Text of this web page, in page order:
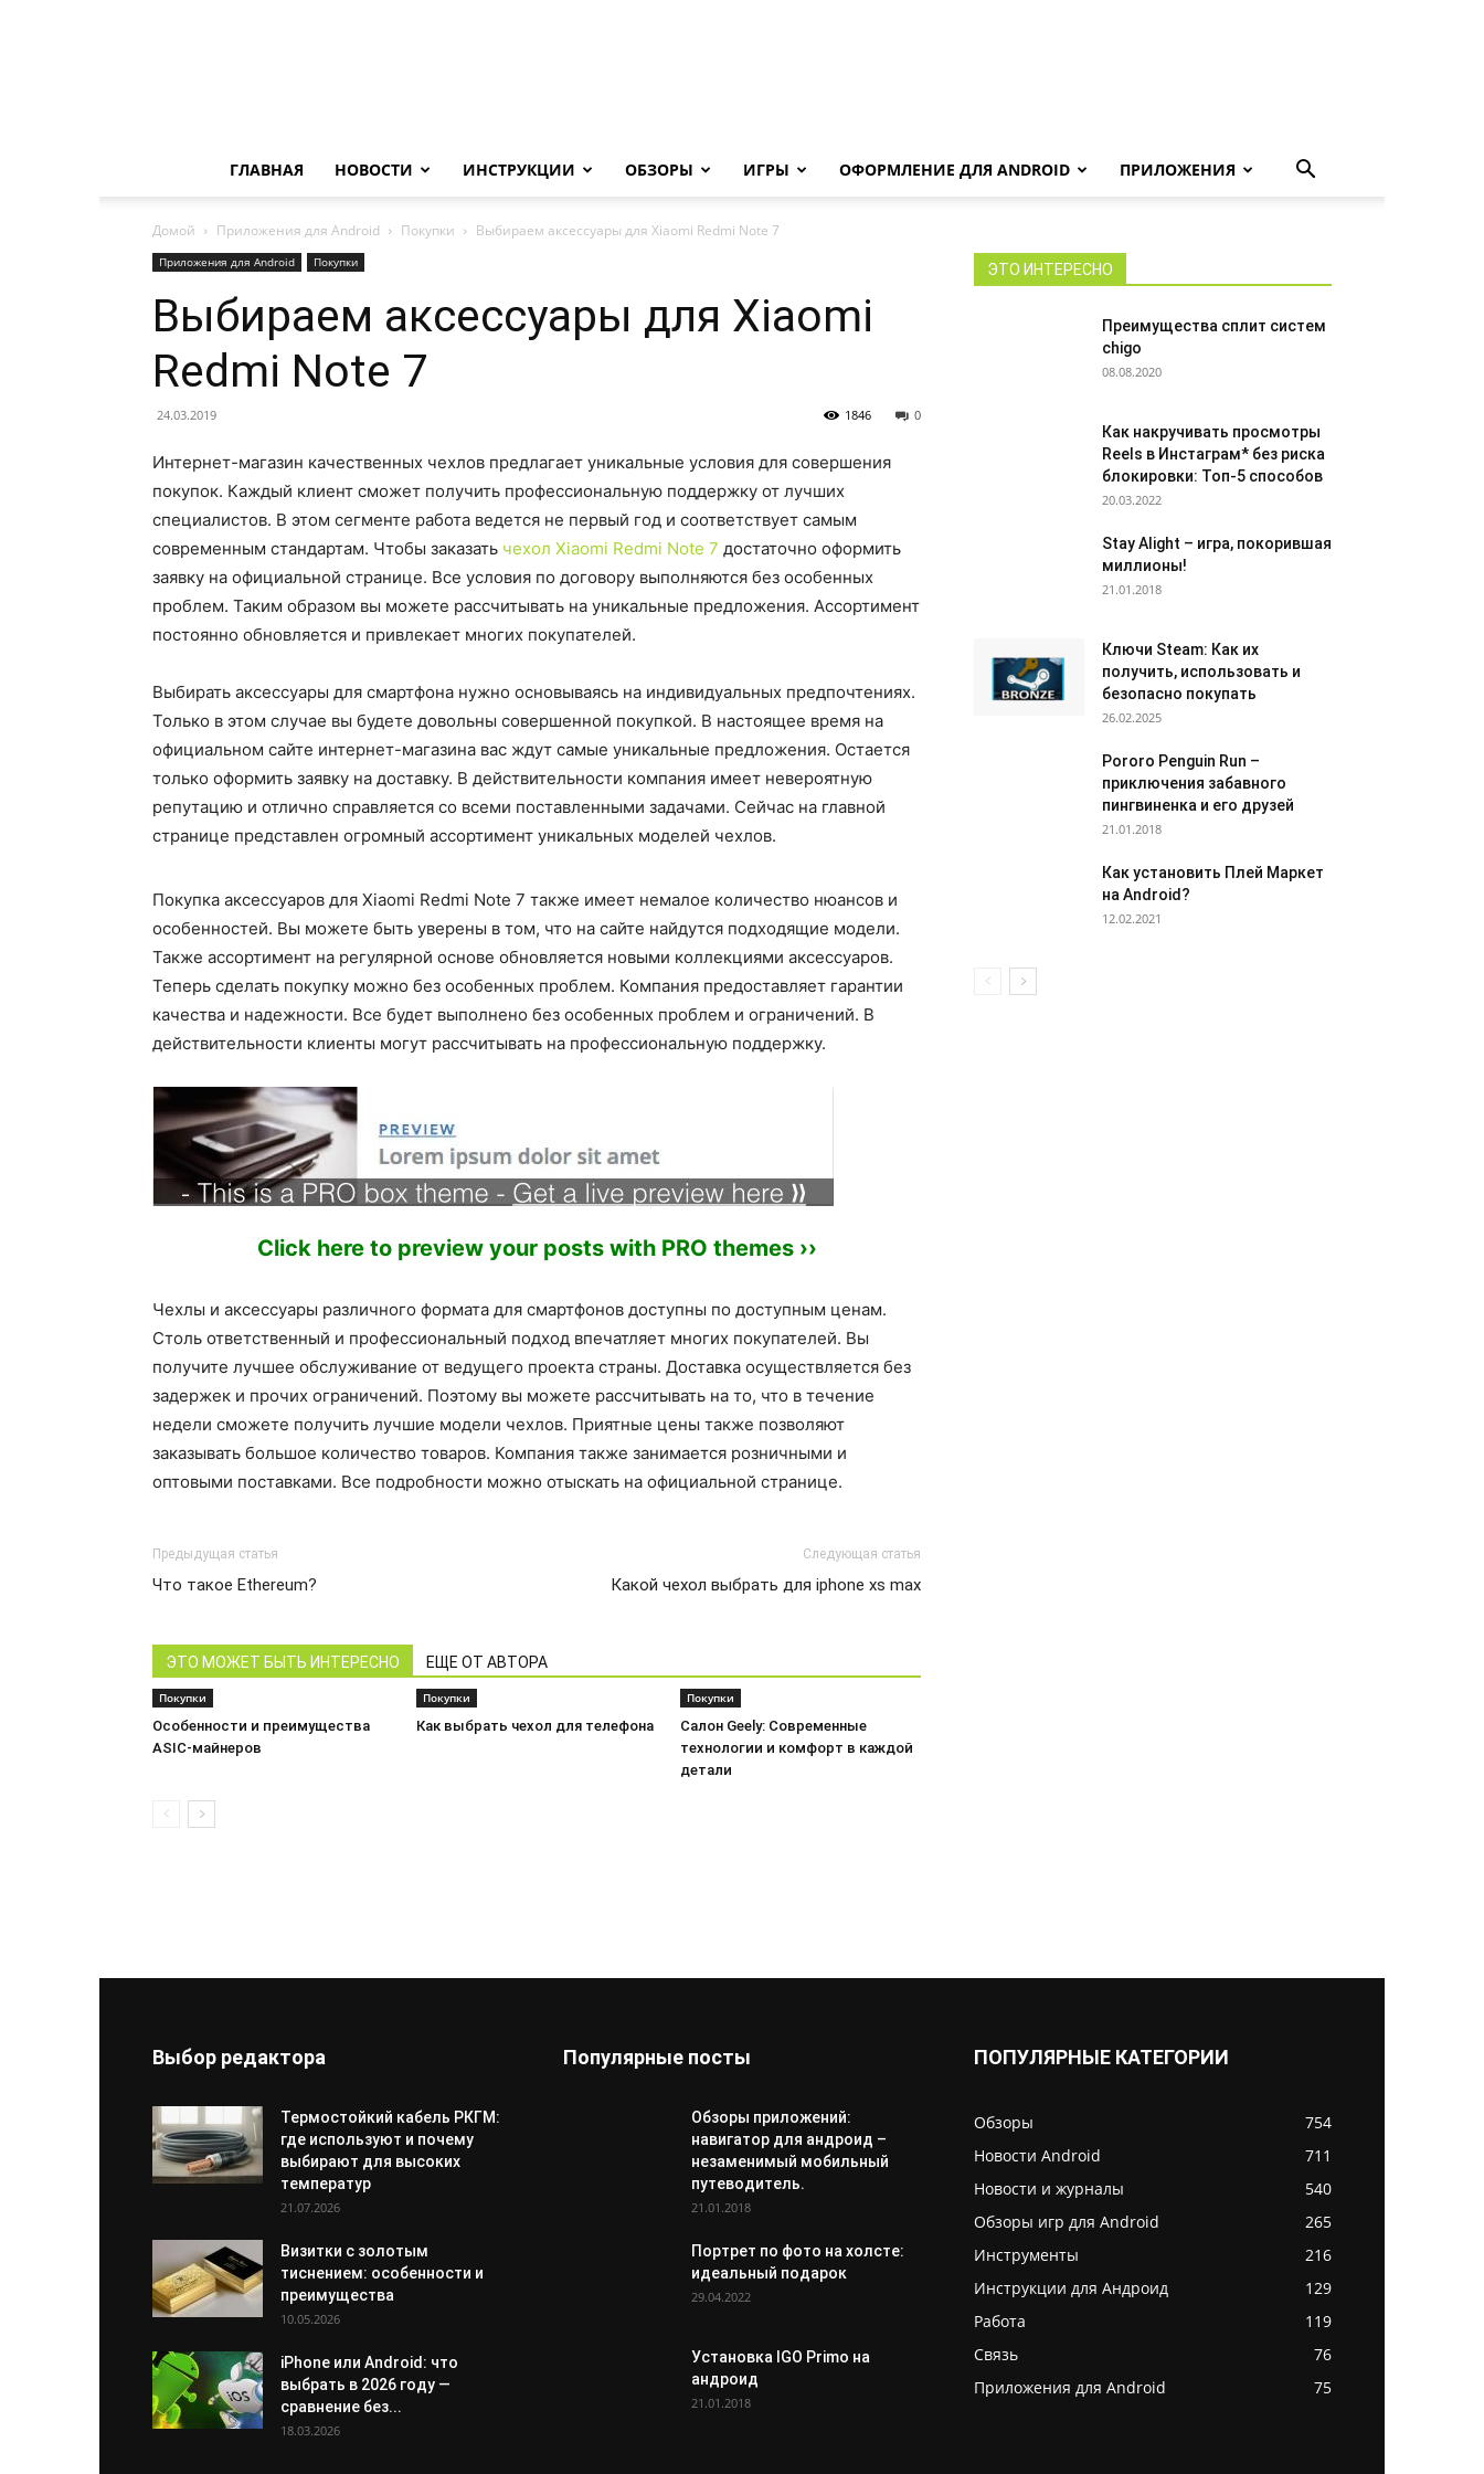
ГЛАВНАЯ НОВОСТИ ИНСТРУКЦИИ ОБЗОРЫ ИГРЫ ОФОРМЛЕНИЕ ДЛЯ ANDROID ПРИЛОЖЕНИЯ
Домой Приложения для Android Покупки Выбираем аксессуары для Xiaomi Redmi Note 7
Приложения для Android Покупки
Выбираем аксессуары для Xiaomi
Redmi Note 7
24.03.2019 0
1846
Интернет-магазин качественных чехлов предлагает уникальные условия для совершения
покупок. Каждый клиент сможет получить профессиональную поддержку от лучших
специалистов. В этом сегменте работа ведется не первый год и соответствует самым
современным стандартам. Чтобы заказать чехол Xiaomi Redmi Note 7 достаточно оформить
заявку на официальной странице. Все условия по договору выполняются без особенных
проблем. Таким образом вы можете рассчитывать на уникальные предложения. Ассортимент
постоянно обновляется и привлекает многих покупателей.
Выбирать аксессуары для смартфона нужно основываясь на индивидуальных предпочтениях.
Только в этом случае вы будете довольны совершенной покупкой. В настоящее время на
официальном сайте интернет-магазина вас ждут самые уникальные предложения. Остается
только оформить заявку на доставку. В действительности компания имеет невероятную
репутацию и отлично справляется со всеми поставленными задачами. Сейчас на главной
странице представлен огромный ассортимент уникальных моделей чехлов.
Покупка аксессуаров для Xiaomi Redmi Note 7 также имеет немалое количество нюансов и
особенностей. Вы можете быть уверены в том, что на сайте найдутся подходящие модели.
Также ассортимент на регулярной основе обновляется новыми коллекциями аксессуаров.
Теперь сделать покупку можно без особенных проблем. Компания предоставляет гарантии
качества и надежности. Все будет выполнено без особенных проблем и ограничений. В
действительности клиенты могут рассчитывать на профессиональную поддержку.
Click here to preview your posts with PRO themes ››
Чехлы и аксессуары различного формата для смартфонов доступны по доступным ценам.
Столь ответственный и профессиональный подход впечатляет многих покупателей. Вы
получите лучшее обслуживание от ведущего проекта страны. Доставка осуществляется без
задержек и прочих ограничений. Поэтому вы можете рассчитывать на то, что в течение
недели сможете получить лучшие модели чехлов. Приятные цены также позволяют
заказывать большое количество товаров. Компания также занимается розничными и
оптовыми поставками. Все подробности можно отыскать на официальной странице.
Предыдущая статья
Что такое Ethereum?
Следующая статья
Какой чехол выбрать для iphone xs max
ЭТО МОЖЕТ БЫТЬ ИНТЕРЕСНО ЕЩЕ ОТ АВТОРА
Покупки
Особенности и преимущества
ASIC-майнеров
Покупки
Как выбрать чехол для телефона
Покупки
Салон Geely: Современные
технологии и комфорт в каждой
детали
ЭТО ИНТЕРЕСНО
Преимущества сплит систем
chigo
08.08.2020
Как накручивать просмотры
Reels в Инстаграм* без риска
блокировки: Топ-5 способов
20.03.2022
Stay Alight – игра, покорившая
миллионы!
21.01.2018
Ключи Steam: Как их
получить, использовать и
безопасно покупать
26.02.2025
Pororo Penguin Run –
приключения забавного
пингвиненка и его друзей
21.01.2018
Как установить Плей Маркет
на Android?
12.02.2021
Выбор редактора
Термостойкий кабель РКГМ:
где используют и почему
выбирают для высоких
температур
21.07.2026
Визитки с золотым
тиснением: особенности и
преимущества
10.05.2026
iPhone или Android: что
выбрать в 2026 году —
сравнение без...
18.03.2026
Популярные посты
Обзоры приложений:
навигатор для андроид –
незаменимый мобильный
путеводитель.
21.01.2018
Портрет по фото на холсте:
идеальный подарок
29.04.2022
Установка IGO Primo на
андроид
21.01.2018
ПОПУЛЯРНЫЕ КАТЕГОРИИ
Обзоры
754
Новости Android
711
Новости и журналы
540
Обзоры игр для Android
265
Инструменты
216
Инструкции для Андроид
129
Работа
119
Связь
76
Приложения для Android
75